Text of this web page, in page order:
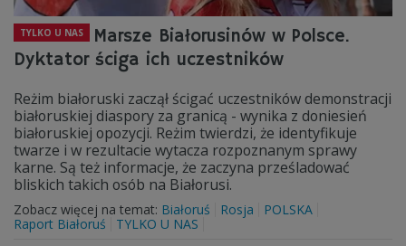
TYLKO U NAS
Marsze Białorusinów w Polsce.
Dyktator ściga ich uczestników
Reżim białoruski zaczął ścigać uczestników demonstracji
białoruskiej diaspory za granicą - wynika z doniesień
białoruskiej opozycji. Reżim twierdzi, że identyfikuje
twarze i w rezultacie wytacza rozpoznanym sprawy
karne. Są też informacje, że zaczyna prześladować
bliskich takich osób na Białorusi.
Zobacz więcej na temat: Białoruś Rosja
POLSKA
Raport Białoruś
TYLKO U NAS